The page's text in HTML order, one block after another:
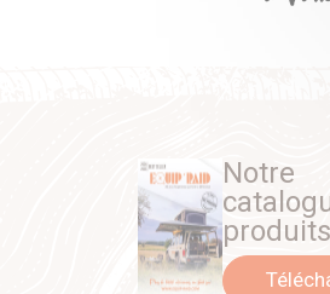
Notre
produits